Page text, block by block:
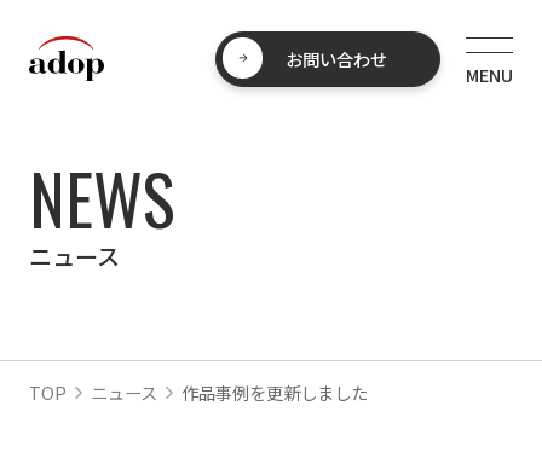
お問い合わせ
NEWS
ニュース
TOP ニュース 作品事例を更新しました